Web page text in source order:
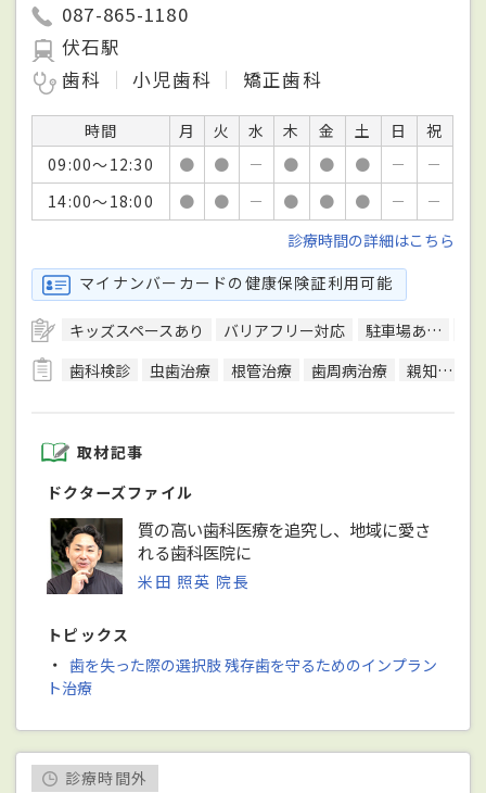
087-865-1180
伏石駅
歯科
小児歯科 矯正歯科
時間 月 火 水 木 金 土 日
祝
09:00～12:30
● ● － ● ● ● －
－
14:00～18:00
● ● － ● ● ● －
－
診療時間の詳細はこちら
マイナンバーカードの健康保険証利用可能
キッズスペースあり バリアフリー対応 駐車場あり
歯科検診
虫歯治療 根管治療 歯周病治療 親知らず治療
取材記事
ドクターズファイル
質の高い歯科医療を追究し、地域に愛さ
れる歯科医院に
米田 照英 院長
トピックス
・ 歯を失った際の選択肢 残存歯を守るためのインプラン
ト治療
診療時間外